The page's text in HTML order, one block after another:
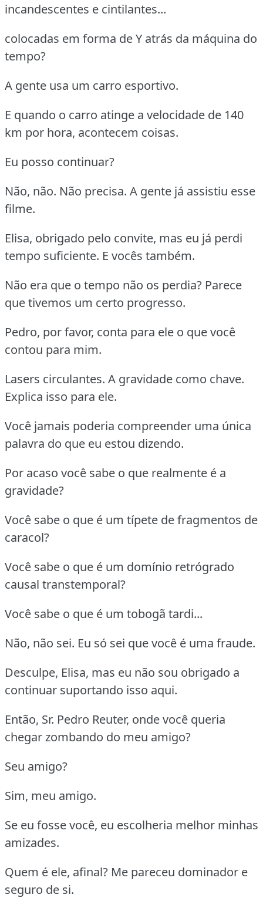
incandescentes e cintilantes...
colocadas em forma de Y atrás da máquina do
tempo?
A gente usa um carro esportivo.
E quando o carro atinge a velocidade de 140
km por hora, acontecem coisas.
Eu posso continuar?
Não, não. Não precisa. A gente já assistiu esse
filme.
Elisa, obrigado pelo convite, mas eu já perdi
tempo suficiente. E vocês também.
Não era que o tempo não os perdia? Parece
que tivemos um certo progresso.
Pedro, por favor, conta para ele o que você
contou para mim.
Lasers circulantes. A gravidade como chave.
Explica isso para ele.
Você jamais poderia compreender uma única
palavra do que eu estou dizendo.
Por acaso você sabe o que realmente é a
gravidade?
Você sabe o que é um típete de fragmentos de
caracol?
Você sabe o que é um domínio retrógrado
causal transtemporal?
Você sabe o que é um tobogã tardi...
Não, não sei. Eu só sei que você é uma fraude.
Desculpe, Elisa, mas eu não sou obrigado a
continuar suportando isso aqui.
Então, Sr. Pedro Reuter, onde você queria
chegar zombando do meu amigo?
Seu amigo?
Sim, meu amigo.
Se eu fosse você, eu escolheria melhor minhas
amizades.
Quem é ele, afinal? Me pareceu dominador e
seguro de si.